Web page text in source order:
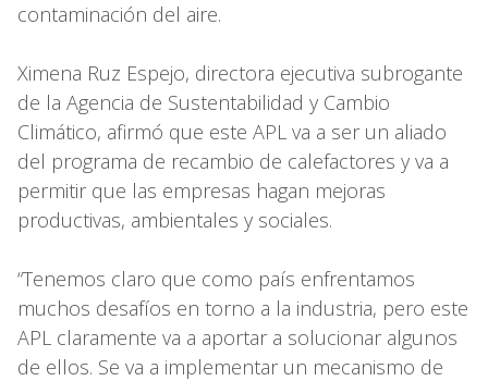
contaminación del aire.
Ximena Ruz Espejo, directora ejecutiva subrogante
de la Agencia de Sustentabilidad y Cambio
Climático, afirmó que este APL va a ser un aliado
del programa de recambio de calefactores y va a
permitir que las empresas hagan mejoras
productivas, ambientales y sociales.
“Tenemos claro que como país enfrentamos
muchos desafíos en torno a la industria, pero este
APL claramente va a aportar a solucionar algunos
de ellos. Se va a implementar un mecanismo de